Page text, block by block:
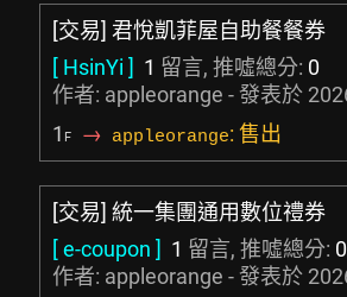
[交易] 君悅凱菲屋自助餐餐券
[ HsinYi ] 1 留言, 推噓總分: 0
作者: appleorange - 發表於
1 F → appleorange: 售出
[交易] 統一集團通用數位禮券
[ e-coupon ] 1 留言, 推噓總分: 0
作者: appleorange - 發表於